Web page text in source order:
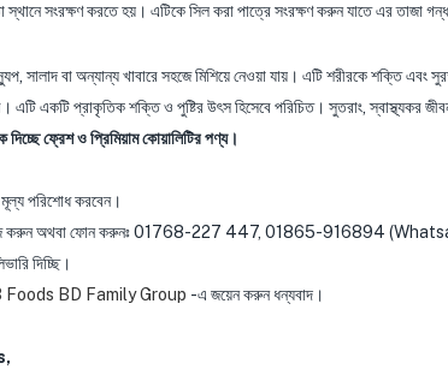
স্থানে সংরক্ষণ করতে হয়। এটিকে সিল করা পাত্রে সংরক্ষণ করুন যাতে এর তাজা
সালাদ বা অন্যান্য খাবারে সহজে মিশিয়ে নেওয়া যায়। এটি শরীরকে শক্তি এবং
এটি একটি প্রাকৃতিক শক্তি ও পুষ্টির উৎস হিসেবে পরিচিত। সুতরাং, স্বাস্থ্যকর
দিচ্ছে ফ্রেশ ও প্রিমিয়াম কোয়ালিটির পণ্য।
পরিশোধ করবেন।
করুন অথবা ফোন করুনঃ 01768-227 447, 01865-916894
দিচ্ছি।
Foods BD Family Group -এ জয়েন করুন ধন্যবাদ।